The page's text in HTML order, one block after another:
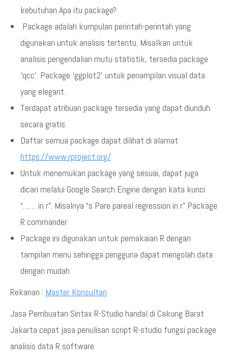
kebutuhan Apa itu package?
Package adalah kumpulan perintah-perintah yang
digunakan untuk analisis tertentu. Misalkan untuk
analisis pengendalian mutu statistik, tersedia package
‘qcc’. Package ‘ggplot2’ untuk penampilan visual data
yang elegant.
Terdapat atribuan package tersedia yang dapat diunduh
secara gratis.
Daftar semua package dapat dilihat di alamat
https://www.rproject.org/
Untuk menemukan package yang sesuai, dapat juga
dicari melalui Google Search Engine dengan kata kunci
“…… in r”. Misalnya “s Pare pareal regression in r” Package
R commander
Package ini digunakan untuk pemakaian R dengan
tampilan menu sehingga pengguna dapat mengolah data
dengan mudah
Rekanan : Master Konsultan
Jasa Pembuatan Sintax R-Studio handal di Cakung Barat
Jakarta cepat jasa penulisan script R-studio fungsi package
analisis data R software